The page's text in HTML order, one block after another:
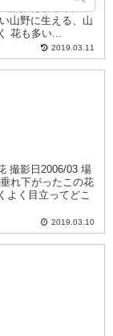
類 花 撮影日
山野に生える、山
花も多い...
2019.03.11
撮影日2006/03 場
れ下がったこの花
よく目立ってどこ
2019.03.10